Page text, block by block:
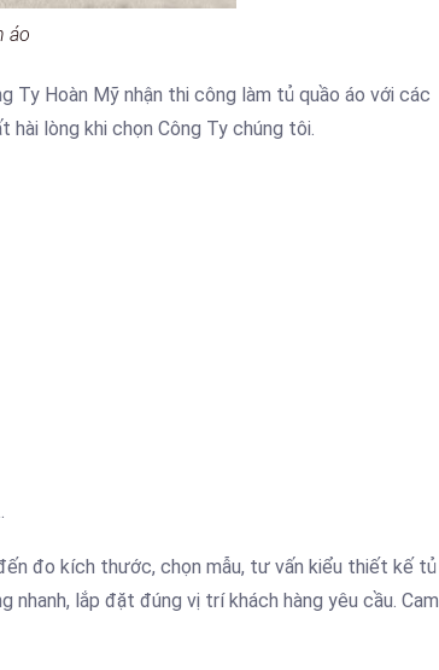
áo
Ty Hoàn Mỹ nhận thi công làm tủ quầo áo với các
hài lòng khi chọn Công Ty chúng tôi.
đo kích thước, chọn mẫu, tư vấn kiểu thiết kế tủ
lắp đặt đúng vị trí khách hàng yêu cầu. Cam